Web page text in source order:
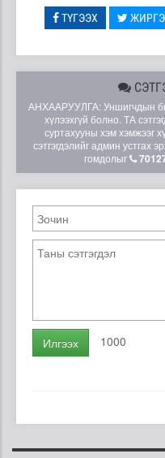
ТҮГЭЭХ
АНХААРУУЛГА: Уншигчдын
хүлээхгүй болно. ТА
суртахууны хэм хэмжээг
сэтгэгдэлийг админ устгах
гомдолыг
Илгээх 1000